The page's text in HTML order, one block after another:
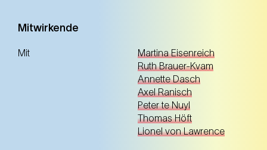
Mitwirkende
Mit
Martina Eisenreich
Ruth Brauer-Kvam
Annette Dasch
Axel Ranisch
Peter te Nuyl
Thomas Höft
Lionel von Lawrence